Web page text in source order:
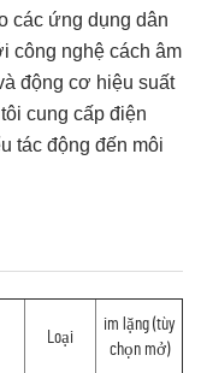
các ứng dụng dân
công nghệ cách âm
động cơ hiệu suất
cung cấp điện
tác động đến môi
Loại
im lặng (tùy
chọn mở)